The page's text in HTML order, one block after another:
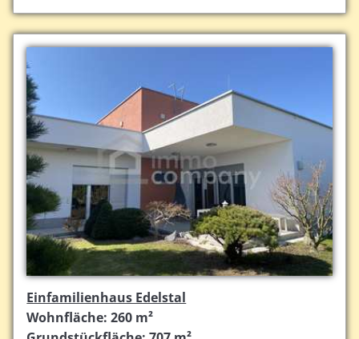
Einfamilienhaus Edelstal
Wohnfläche: 260 m²